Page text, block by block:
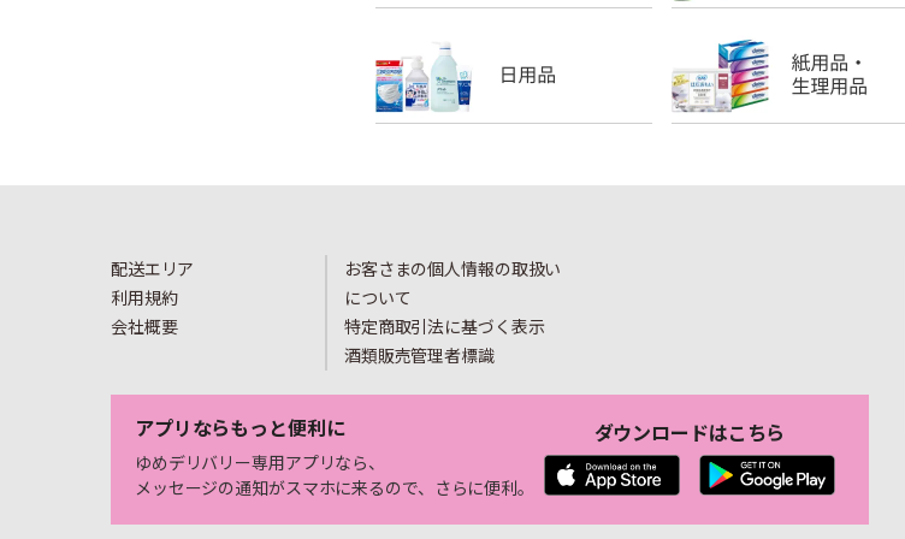
配送エリア
利用規約
会社概要
お客さまの個人情報の取扱い
について
特定商取引法に基づく表示
酒類販売管理者標識
アプリならもっと便利に
ゆめデリバリー専用アプリなら、
メッセージの通知がスマホに来るので、さらに便利。
ダウンロードはこちら